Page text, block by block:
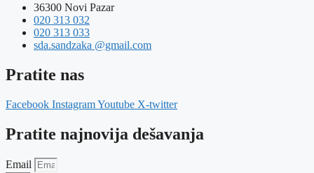
36300 Novi Pazar
020 313 032
020 313 033
sda.sandzaka @gmail.com
Pratite nas
Facebook InstagramYoutube X-twitter
Pratite najnovija dešavanja
Email